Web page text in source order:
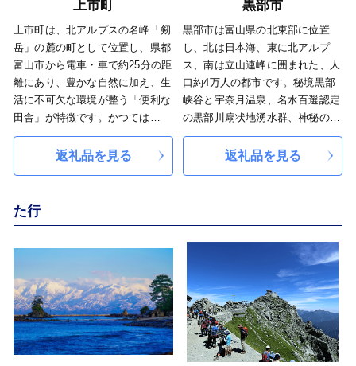
上市町
上市町は、北アルプスの名峰「剱
岳」の麓の町として位置し、県都
富山市から電車・車で約25分の距
離にあり、豊かな自然に加え、生
活に不可欠な環境が整う「便利な
田舎」が特徴です。かつては
「市」が開かれた町として賑わい
を見せ、商業のほか繊維産業も盛
んで、現在は、医薬品製造業が盛
言密宗の大本山の「大岩山日石
寺」、禅宗曹洞派の名刹の「眼目
水など、自然や歴史、文化の見ど
ころの宝庫でもあります。
************************************************************************
お申し込みは24時間受け付けてお
ります。 お問合せは、下記にお
返礼品を見る
黒部市
黒部市は富山県の北東部に位置
し、北は日本海、東に北アルプ
ス、南は立山連峰に囲まれた、人
口約4万人の都市です。秘境黒部
峡谷と宇奈月温泉、名水百選認定
の黒部川扇状地湧水群、神秘の海
富山湾など、山・川・海に至る類
まれなる大自然の四季折々の姿を
身近に感じることができます。
一人でも多くなれば幸いです。
返礼品を見る
た行